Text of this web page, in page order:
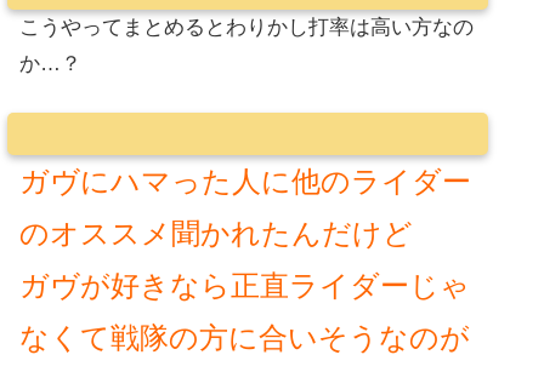
こうやってまとめるとわりかし打率は高い方なの
か…？
ガヴにハマった人に他のライダー
のオススメ聞かれたんだけど
ガヴが好きなら正直ライダーじゃ
なくて戦隊の方に合いそうなのが